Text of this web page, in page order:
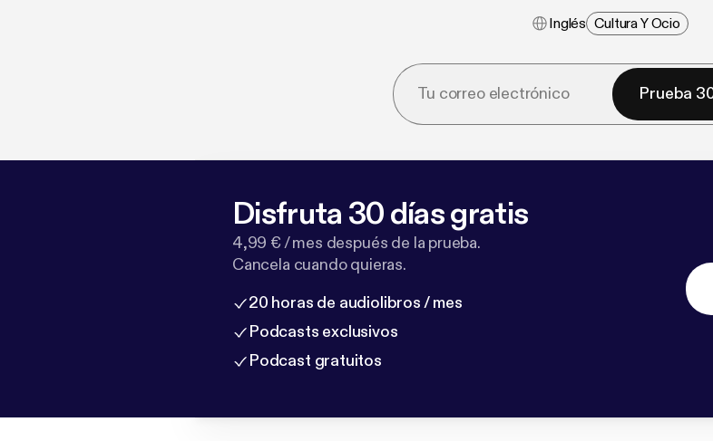
Inglés Cultura Y Ocio
Prueba
Disfruta 30 días gratis
4,99 € / mes después de la prueba.
Cancela cuando quieras.
20 horas de audiolibros / mes
Podcasts exclusivos
Podcast gratuitos